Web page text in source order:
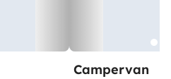
Campervan